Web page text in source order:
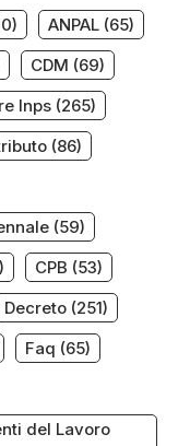
ANPAL(65)
CDM (69)
Inps(265)
(86)
(59)
CPB (53)
Decreto(251)
Faq (65)
del Lavoro